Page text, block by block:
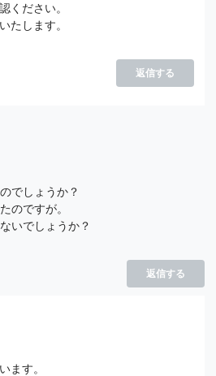
ください。
たします。
返信する
でしょうか？
のですが。
いでしょうか？
返信する
ます。